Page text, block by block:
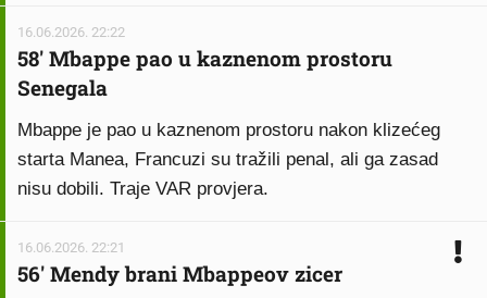
16.06.2026. 22:22
58' Mbappe pao u kaznenom prostoru
Senegala
Mbappe je pao u kaznenom prostoru nakon klizećeg
starta Manea, Francuzi su tražili penal, ali ga zasad
nisu dobili. Traje VAR provjera.
16.06.2026. 22:21
56' Mendy brani Mbappeov zicer